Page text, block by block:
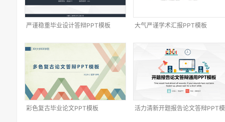
严谨稳重毕业设计答辩PPT模板 大气严谨学术汇报PPT模板
彩色复古毕业论文PPT模板 活力清新开题报告论文答辩PPT